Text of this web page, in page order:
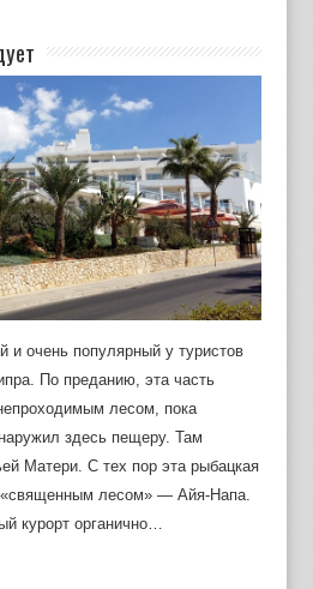
очень популярный у туристов
По преданию, эта часть
лесом, пока
здесь пещеру. Там
Матери. С тех пор эта рыбацкая
«священным лесом» — Айя-Напа.
курорт органично…